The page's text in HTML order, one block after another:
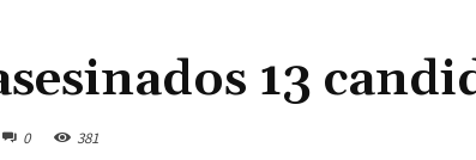
13
0 381